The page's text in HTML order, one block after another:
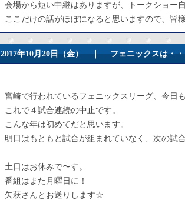
会場から短い中継はありますが、トークショー
ここだけの話がほぼになると思いますので、皆
2017年10月20日（金） ｜フェニックスは・
宮崎で行われているフェニックスリーグ、今日
これで４試合連続の中止です。
こんな年は初めてだと思います。
明日はもともと試合が組まれていなく、次の試
土日はお休みで〜す。
番組はまた月曜日に！
矢萩さんとお送りします☆